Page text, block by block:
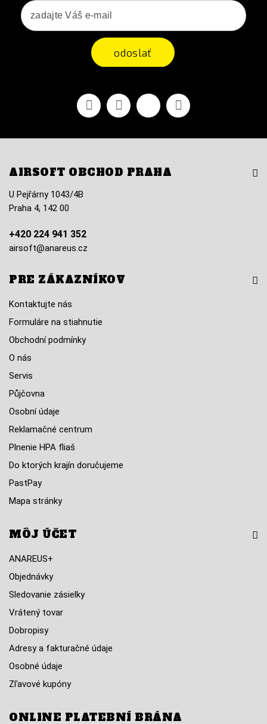
odoslať
FacebookYoutubeVimeo Instagram
AIRSOFT OBCHOD PRAHA
U Pejřárny 1043/4B
Praha 4, 142 00
+420 224 941 352
airsoft@anareus.cz
PRE ZÁKAZNÍKOV
Kontaktujte nás
Formuláre na stiahnutie
Obchodní podmínky
O nás
Servis
Půjčovna
Osobní údaje
Reklamačné centrum
Plnenie HPA fliaš
Do ktorých krajín doručujeme
PastPay
Mapa stránky
MÔJ ÚČET
ANAREUS+
Objednávky
Sledovanie zásielky
Vrátený tovar
Dobropisy
Adresy a fakturačné údaje
Osobné údaje
Zľavové kupóny
ONLINE PLATEBNÍ BRÁNA